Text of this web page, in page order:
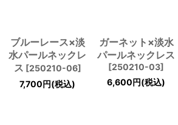
ブルーレース×淡
水パールネックレ
ス [250210-06]
7,700円(税込)
ガーネット×淡水
パールネックレス
[250210-03]
6,600円(税込)